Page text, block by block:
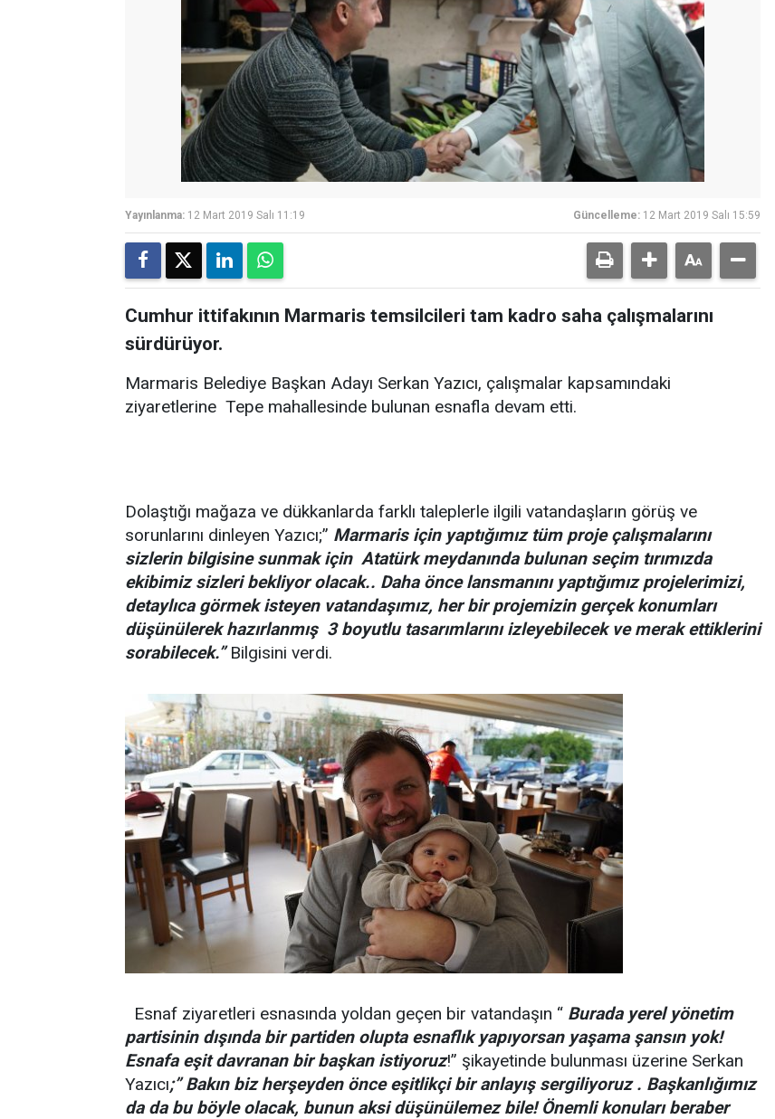
Yayınlanma: 12 Mart 2019 Salı 11:19 Güncelleme: 12 Mart 2019 Salı 15:59
Cumhur ittifakının Marmaris temsilcileri tam kadro saha çalışmalarını
sürdürüyor.
Marmaris Belediye Başkan Adayı Serkan Yazıcı, çalışmalar kapsamındaki
ziyaretlerine Tepe mahallesinde bulunan esnafla devam etti.
Dolaştığı mağaza ve dükkanlarda farklı taleplerle ilgili vatandaşların görüş ve
sorunlarını dinleyen Yazıcı;” Marmaris için yaptığımız tüm proje çalışmalarını
sizlerin bilgisine sunmak için Atatürk meydanında bulunan seçim tırımızda
ekibimiz sizleri bekliyor olacak.. Daha önce lansmanını yaptığımız projelerimizi,
detaylıca görmek isteyen vatandaşımız, her bir projemizin gerçek konumları
düşünülerek hazırlanmış 3 boyutlu tasarımlarını izleyebilecek ve merak ettiklerini
sorabilecek.”Bilgisini verdi.
Esnaf ziyaretleri esnasında yoldan geçen bir vatandaşın “ Burada yerel yönetim
partisinin dışında bir partiden olupta esnaflık yapıyorsan yaşama şansın yok!
Esnafa eşit davranan bir başkan istiyoruz!” şikayetinde bulunması üzerine Serkan
Yazıcı;” Bakın biz herşeyden önce eşitlikçi bir anlayış sergiliyoruz . Başkanlığımız
da da bu böyle olacak, bunun aksi düşünülemez bile! Önemli konuları beraber